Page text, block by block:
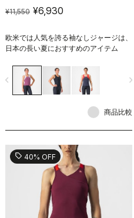
¥11,550 ¥6,930
欧米では人気を誇る袖なしジャージは、
日本の長い夏におすすめのアイテム
navigate_before
商品比較
sell 40% OFF